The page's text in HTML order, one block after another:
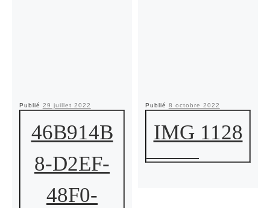
Publié 29 juillet 2022
46B914B
8-D2EF-
48F0-
Publié 8 octobre 2022
IMG 1128